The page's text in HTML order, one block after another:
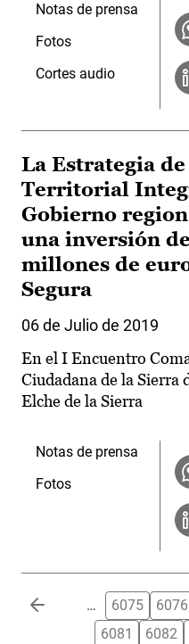
Notas de prensa
Fotos
Cortes audio
La Estrategia
Territorial
Gobierno
una inversión
millones de
Segura
06 de Julio de 2019
En el I Encuentro
Ciudadana de la Sierra
Elche de la Sierra
Notas de prensa
Fotos
Paginación … 6075 6076
6081
6082